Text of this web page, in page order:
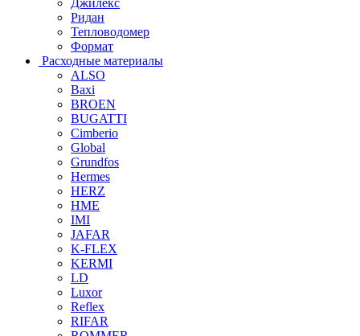
Ридан
Тепловодомер
Формат
Расходные материалы
ALSO
Baxi
BROEN
BUGATTI
Cimberio
Global
Grundfos
Hermes
HERZ
HME
IMI
JAFAR
K-FLEX
KERMI
LD
Luxor
Reflex
RIFAR